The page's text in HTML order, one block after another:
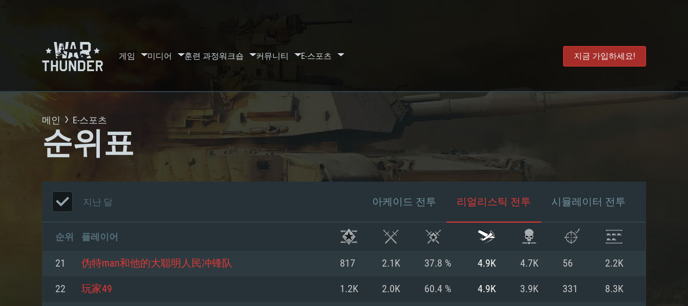
게임 미디어 훈련 과정워크숍 커뮤니티 E-스포츠 지금 가입하세요!
메인 E-스포츠
순위표
지난 달 아케이드 전투 리얼리스틱 전투 시뮬레이터 전투
순위 플레이어
21 伪特man和他的大聪明人民冲锋队 817 2.1K 37.8 % 4.9K 4.7K 56 2.2K
22 玩家49 1.2K 2.0K 60.4 % 4.9K 3.9K 331 8.3K